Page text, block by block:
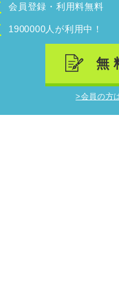
会員登録・利用料無料
1900000人が利用中！
無
>会員の方